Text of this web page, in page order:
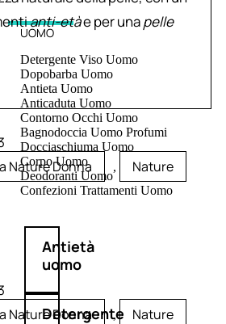
UOMO
Detergente Viso Uomo
Dopobarba Uomo
Antieta Uomo
Anticaduta Uomo
Contorno Occhi Uomo
Bagnodoccia Uomo Profumi
Docciaschiuma Uomo
Corpo Uomo
Deodoranti Uomo
Confezioni Trattamenti Uomo
Antietà
uomo
Detergente
anti-etàe per unapelle
Nature Donna , Nature
Nature Donna , Nature